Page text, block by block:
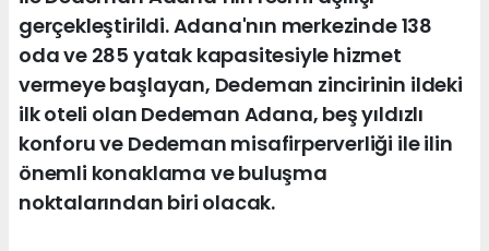
gerçekleştirildi. Adana'nın merkezinde 138
oda ve 285 yatak kapasitesiyle hizmet
vermeye başlayan, Dedeman zincirinin ildeki
ilk oteli olan Dedeman Adana, beş yıldızlı
konforu ve Dedeman misafirperverliği ile ilin
önemli konaklama ve buluşma
noktalarından biri olacak.